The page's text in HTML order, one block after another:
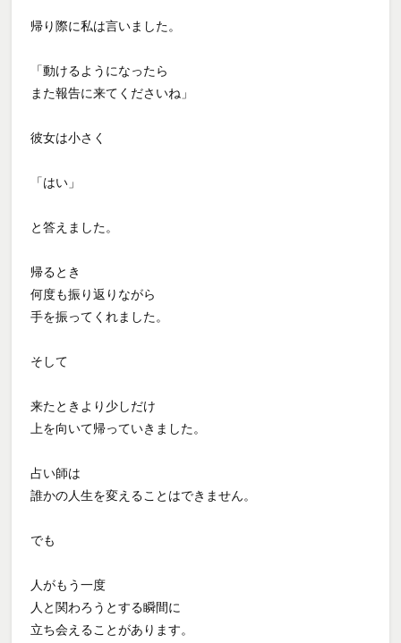
帰り際に私は言いました。
「動けるようになったら
また報告に来てくださいね」
彼女は小さく
「はい」
と答えました。
帰るとき
何度も振り返りながら
手を振ってくれました。
そして
来たときより少しだけ
上を向いて帰っていきました。
占い師は
誰かの人生を変えることはできません。
でも
人がもう一度
人と関わろうとする瞬間に
立ち会えることがあります。